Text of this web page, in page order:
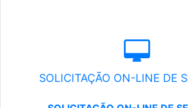
SOLICITAÇÃO ON-LINE DE